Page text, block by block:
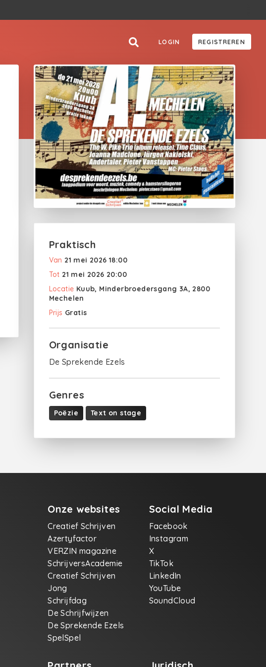
LOGIN REGISTREREN
Praktisch
Van 21 mei 2026 18:00
Tot 21 mei 2026 20:00
Locatie Kuub, Minderbroedersgang 3A, 2800
Mechelen
Prijs Gratis
Organisatie
De Sprekende Ezels
Genres
Poëzie Text on stage
Onze websites
Creatief Schrijven
Azertyfactor
VERZIN magazine
SchrijversAcademie
Creatief Schrijven
Jong
Schrijfdag
De Schrijfwijzen
De Sprekende Ezels
SpelSpel
Social Media
Facebook
Instagram
X
TikTok
LinkedIn
YouTube
SoundCloud